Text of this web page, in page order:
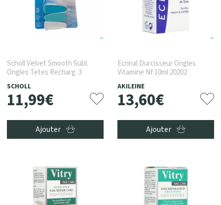
Scholl Velvet Smooth Subl.
Ongles Tetes Recharg. 3
SCHOLL
11,99€
Ajouter
Ecrinal Durcisseur Ongles
Vitamine Nf 10ml 20202
AKILEINE
13,60€
Ajouter